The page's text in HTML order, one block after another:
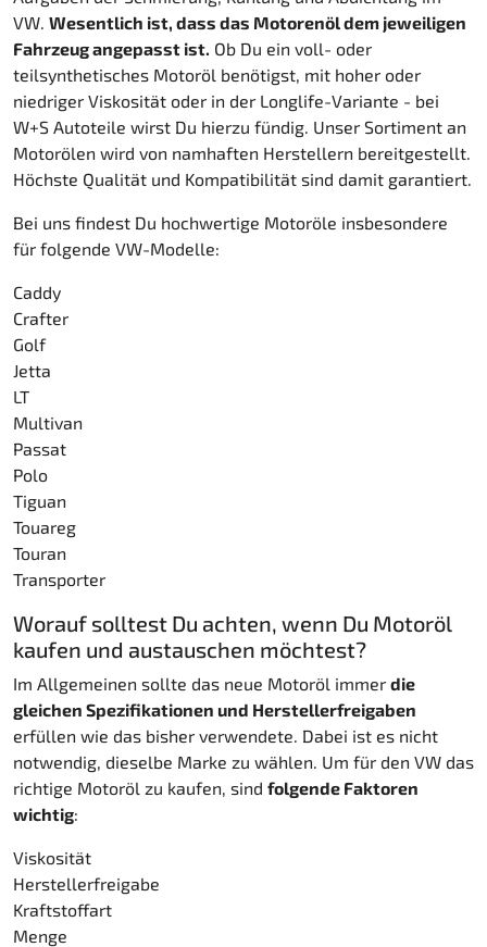
VW. Wesentlich ist, dass das Motorenöl dem jeweiligen
Fahrzeug angepasst ist. Ob Du ein voll- oder
teilsynthetisches Motoröl benötigst, mit hoher oder
niedriger Viskosität oder in der Longlife-Variante - bei
W+S Autoteile wirst Du hierzu fündig. Unser Sortiment an
Motorölen wird von namhaften Herstellern bereitgestellt.
Höchste Qualität und Kompatibilität sind damit garantiert.
Bei uns findest Du hochwertige Motoröle insbesondere
für folgende VW-Modelle:
Caddy
Crafter
Golf
Jetta
LT
Multivan
Passat
Polo
Tiguan
Touareg
Touran
Transporter
Worauf solltest Du achten, wenn Du Motoröl
kaufen und austauschen möchtest?
Im Allgemeinen sollte das neue Motoröl immer die
gleichen Spezifikationen und Herstellerfreigaben
erfüllen wie das bisher verwendete. Dabei ist es nicht
notwendig, dieselbe Marke zu wählen. Um für den VW das
richtige Motoröl zu kaufen, sind folgende Faktoren
wichtig:
Viskosität
Herstellerfreigabe
Kraftstoffart
Menge